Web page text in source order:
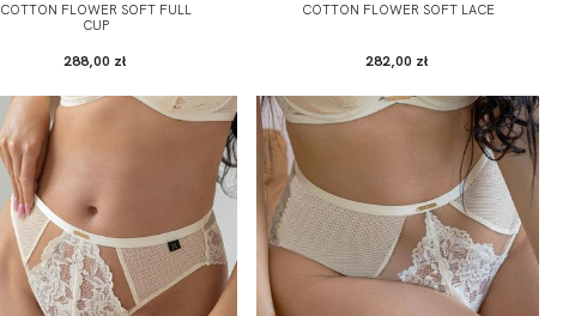
COTTON FLOWER SOFT FULL
CUP
288,00 zł
COTTON FLOWER SOFT LACE
282,00 zł